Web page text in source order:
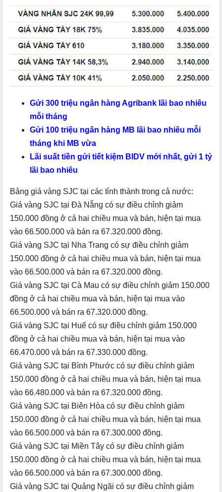
Gửi 300 triệu ngân hàng Agribank lãi bao nhiêu
mỗi tháng
Gửi 100 triệu ngân hàng MB lãi bao nhiêu mỗi
tháng khi MB vừa
Lãi suất tiền gửi tiết kiệm BIDV mới nhất, gửi 1 tỷ
lãi bao nhiêu
Bảng giá vàng SJC tại các tỉnh thành trong cả nước:
Giá vàng SJC tại Đà Nẵng có sự điều chỉnh giảm
150.000 đồng ở cả hai chiều mua và bán, hiện tại mua
vào 66.500.000 và bán ra 67.320.000 đồng.
Giá vàng SJC tại Nha Trang có sự điều chỉnh giảm
150.000 đồng ở cả hai chiều mua và bán, hiện tại mua
vào 66.500.000 và bán ra 67.320.000 đồng.
Giá vàng SJC tại Cà Mau có sự điều chỉnh giảm 150.000
đồng ở cả hai chiều mua và bán, hiện tại mua vào
66.500.000 và bán ra 67.320.000 đồng.
Giá vàng SJC tại Huế có sự điều chỉnh giảm 150.000
đồng ở cả hai chiều mua và bán, hiện tại mua vào
66.470.000 và bán ra 67.330.000 đồng.
Giá vàng SJC tại Bình Phước có sự điều chỉnh giảm
150.000 đồng ở cả hai chiều mua và bán, hiện tại mua
vào 66.480.000 và bán ra 67.320.000 đồng.
Giá vàng SJC tại Biên Hòa có sự điều chỉnh giảm
150.000 đồng ở cả hai chiều mua và bán, hiện tại mua
vào 66.500.000 và bán ra 67.300.000 đồng.
Giá vàng SJC tại Miền Tây có sự điều chỉnh giảm
150.000 đồng ở cả hai chiều mua và bán, hiện tại mua
vào 66.500.000 và bán ra 67.300.000 đồng.
Giá vàng SJC tại Quảng Ngãi có sự điều chỉnh giảm